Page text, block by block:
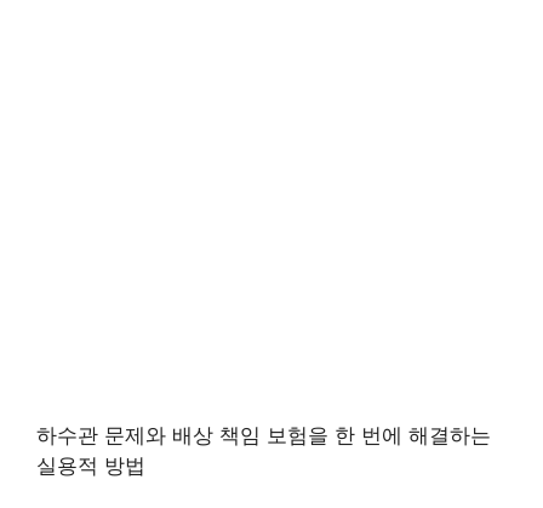
하수관 문제와 배상 책임 보험을 한 번에 해결하는
실용적 방법